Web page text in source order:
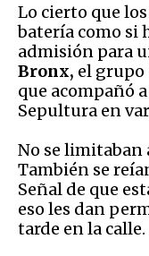
Lo cierto que
batería como si
admisión para
Bronx, el grupo
que acompañó
Sepultura en
No se limitaban
También se
Señal de que
eso les dan
tarde en la calle.